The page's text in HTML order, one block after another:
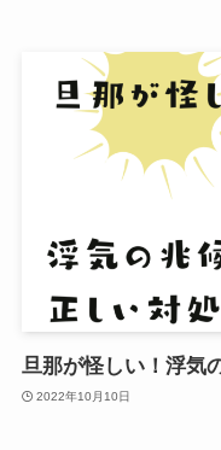
旦那が怪しい！浮気
2022年10月10日